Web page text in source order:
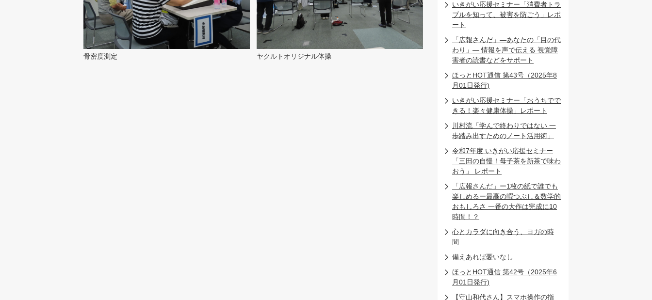
骨密度測定 ヤクルトオリジナル体操
いきがい応援セミナー「消費者トラ
ブルを知って、被害を防ごう」レポ
ート
「広報さんだ」―あなたの「目の代
わり」― 情報を声で伝える 視覚障
害者の読書などをサポート
ほっとHOT通信 第43号（2025年8
月01日発行)
いきがい応援セミナー「おうちでで
きる！楽々健康体操」レポート
川村流「学んで終わりではない 一
歩踏み出すためのノート活用術」
令和7年度 いきがい応援セミナー
「三田の自慢！母子茶を新茶で味わ
おう」 レポート
「広報さんだ」ー1枚の紙で誰でも
楽しめるー最高の暇つぶし＆数学的
おもしろさ 一番の大作は完成に10
時間！？
心とカラダに向き合う、ヨガの時
間
備えあれば憂いなし
ほっとHOT通信 第42号（2025年6
月01日発行)
【守山和代さん】スマホ操作の指